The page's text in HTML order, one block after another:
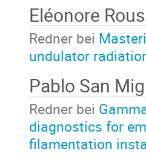
Eléonore
Redner bei
undulator
Pablo San
Redner bei
diagnostics for
filamentation